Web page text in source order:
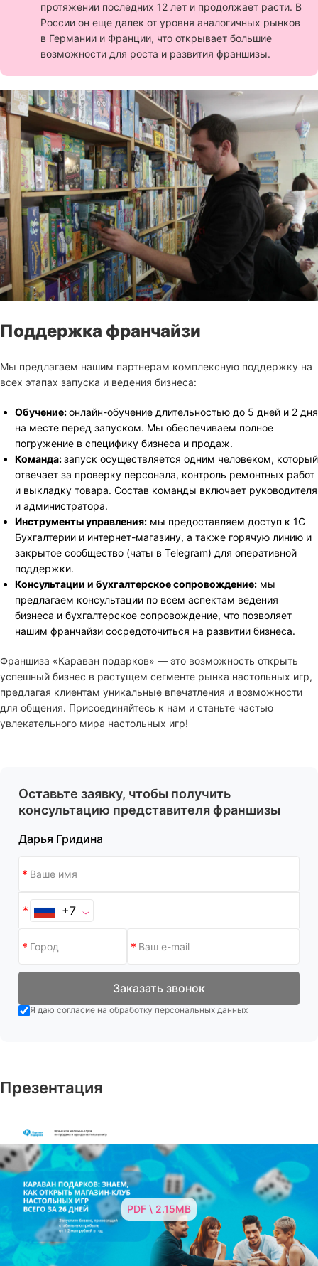
протяжении последних 12 лет и продолжает расти. В
России он еще далек от уровня аналогичных рынков
в Германии и Франции, что открывает большие
возможности для роста и развития франшизы.
Поддержка франчайзи
Мы предлагаем нашим партнерам комплексную поддержку на
всех этапах запуска и ведения бизнеса:
Обучение:онлайн-обучение длительностью до 5 дней и 2 дня
на месте перед запуском. Мы обеспечиваем полное
погружение в специфику бизнеса и продаж.
Команда:запуск осуществляется одним человеком, который
отвечает за проверку персонала, контроль ремонтных работ
и выкладку товара. Состав команды включает руководителя
и администратора.
Инструменты управления:мы предоставляем доступ к 1С
Бухгалтерии и интернет-магазину, а также горячую линию и
закрытое сообщество (чаты в Telegram) для оперативной
поддержки.
Консультации и бухгалтерское сопровождение:мы
предлагаем консультации по всем аспектам ведения
бизнеса и бухгалтерское сопровождение, что позволяет
нашим франчайзи сосредоточиться на развитии бизнеса.
Франшиза «Караван подарков» — это возможность открыть
успешный бизнес в растущем сегменте рынка настольных игр,
предлагая клиентам уникальные впечатления и возможности
для общения. Присоединяйтесь к нам и станьте частью
увлекательного мира настольных игр!
Оставьте заявку, чтобы получить
консультацию представителя франшизы
Дарья Гридина
+7
Заказать звонок
Я даю согласие на обработку персональных данных
Презентация
PDF \ 2.15MB